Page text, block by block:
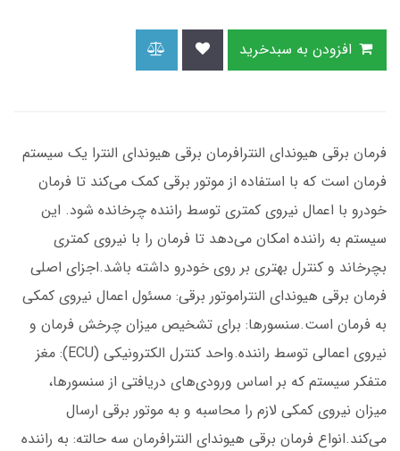
فرمان برقی هیوندای النترافرمان برقی هیوندای النترا یک سیستم
فرمان است که با استفاده از موتور برقی کمک می‌کند تا فرمان
خودرو با اعمال نیروی کمتری توسط راننده چرخانده شود. این
سیستم به راننده امکان می‌دهد تا فرمان را با نیروی کمتری
بچرخاند و کنترل بهتری بر روی خودرو داشته باشد.اجزای اصلی
فرمان برقی هیوندای النتراموتور برقی: مسئول اعمال نیروی کمکی
به فرمان است.سنسورها: برای تشخیص میزان چرخش فرمان و
نیروی اعمالی توسط راننده.واحد کنترل الکترونیکی (ECU): مغز
متفکر سیستم که بر اساس ورودی‌های دریافتی از سنسورها،
میزان نیروی کمکی لازم را محاسبه و به موتور برقی ارسال
می‌کند.انواع فرمان برقی هیوندای النترافرمان سه حالته: به راننده